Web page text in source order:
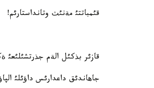
قئمباتتئ مةنئث وتانداستارئم!
قازئر بذكئل الةم جذرتشئلئعئ
جاهاندئق داعدارئس داؤئلئ